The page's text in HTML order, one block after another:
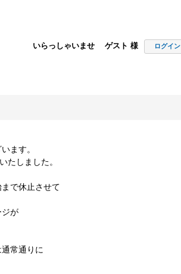
いらっしゃいませ ゲスト 様 ログイン
ます。
たしました。
で休止させて
ジが
通常通りに